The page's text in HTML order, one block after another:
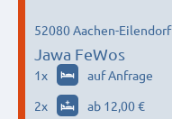
Jawa FeWos
52080 Aachen-Eilendorf
1x auf Anfrage
2x ab 12,00 €